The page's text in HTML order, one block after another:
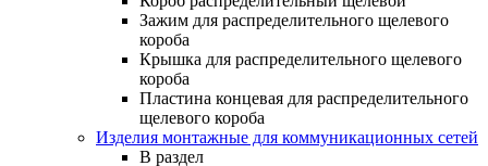
Зажим для распределительного щелевого
короба
Крышка для распределительного щелевого
короба
Пластина концевая для распределительного
щелевого короба
Изделия монтажные для коммуникационных сетей
В раздел